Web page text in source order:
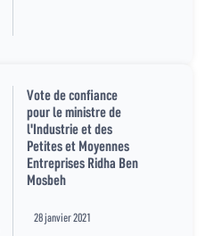
Vote de confiance
pour le ministre de
l'Industrie et des
Petites et Moyennes
Entreprises Ridha Ben
Mosbeh
28 janvier 2021